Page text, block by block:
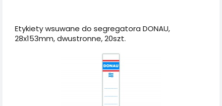
Etykiety wsuwane do segregatora DONAU,
28x153mm, dwustronne, 20szt.